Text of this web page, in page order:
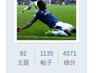
92
主題
1135
帖子
4571
積分